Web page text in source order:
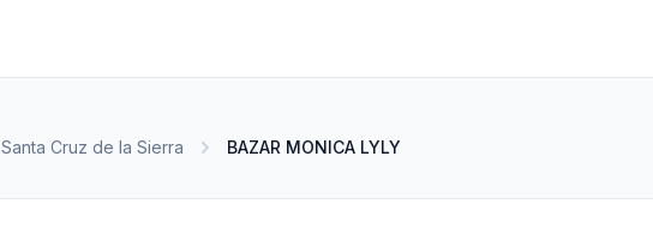
Santa Cruz de la Sierra BAZAR MONICA LYLY